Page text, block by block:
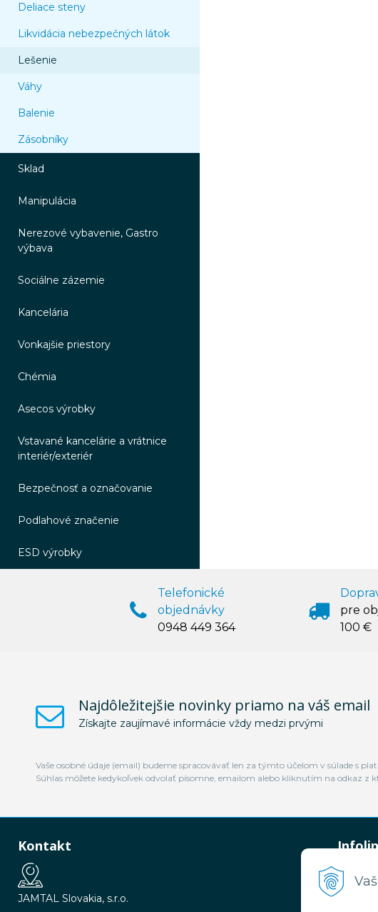
Deliace steny
Likvidácia nebezpečných látok
Lešenie
Váhy
Balenie
Zásobníky
Sklad
Manipulácia
Nerezové vybavenie, Gastro
výbava
Sociálne zázemie
Kancelária
Vonkajšie priestory
Chémia
Asecos výrobky
Vstavané kancelárie a vrátnice
interiér/exteriér
Bezpečnosť a označovanie
Podlahové značenie
ESD výrobky
Telefonické
objednávky
0948 449 364
pre
100 €
Najdôležitejšie novinky priamo na váš email
Získajte zaujímavé informácie vždy medzi prvými
Vaše osobné údaje (email) budeme spracovávať len za týmto účelom v súlade s
Súhlas môžete kedykoľvek odvolať písomne, emailom alebo kliknutím na odkaz z
Kontakt
JAMTAL Slovakia, s.r.o.